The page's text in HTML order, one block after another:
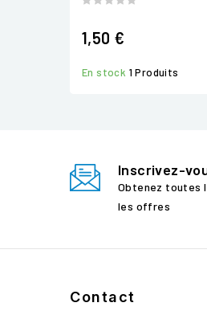
1,50 €
En stock 1 Produits
Inscrivez-
Obtenez toutes
les offres
Contact